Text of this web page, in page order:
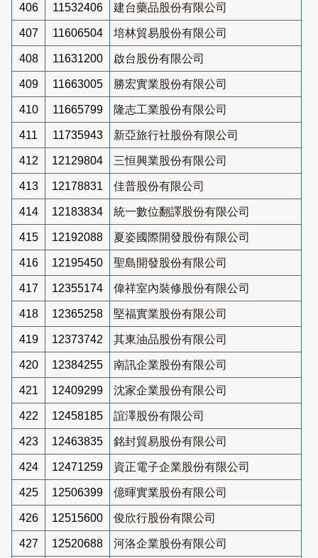
406 11532406 建台藥品股份有限公司
407 11606504 培林貿易股份有限公司
408 11631200 啟台股份有限公司
409 11663005 勝宏實業股份有限公司
410 11665799 隆志工業股份有限公司
411 11735943 新亞旅行社股份有限公司
412 12129804 三恒興業股份有限公司
413 12178831 佳普股份有限公司
414 12183834 統一數位翻譯股份有限公司
415 12192088 夏姿國際開發股份有限公司
416 12195450 聖島開發股份有限公司
417 12355174 偉祥室內裝修股份有限公司
418 12365258 堅福實業股份有限公司
419 12373742 其東油品股份有限公司
420 12384255 南訊企業股份有限公司
421 12409299 沈家企業股份有限公司
422 12458185 誼澤股份有限公司
423 12463835 銘封貿易股份有限公司
424 12471259 資正電子企業股份有限公司
425 12506399 億暉實業股份有限公司
426 12515600 俊欣行股份有限公司
427 12520688 河洛企業股份有限公司